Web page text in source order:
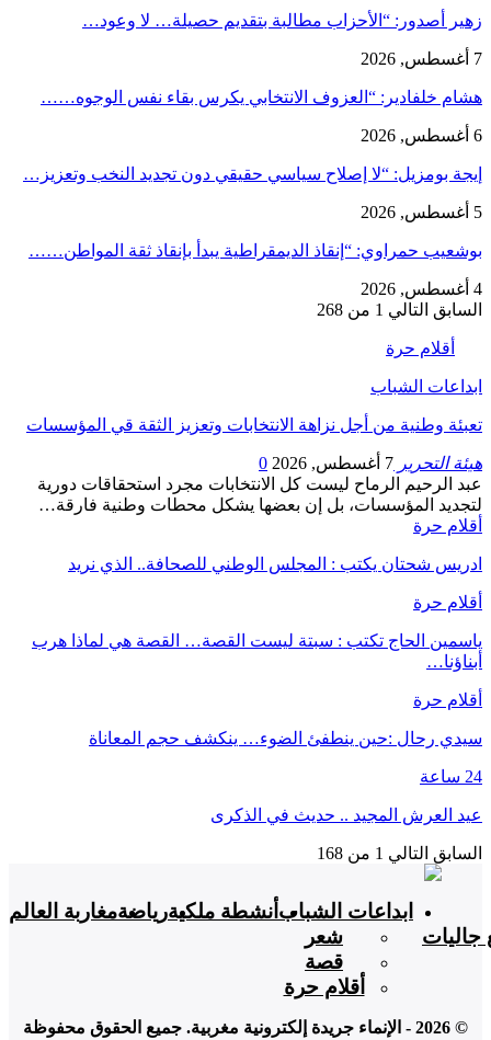
زهير أصدور: “الأحزاب مطالبة بتقديم حصيلة… لا وعود…
7 أغسطس, 2026
هشام خلفادير: “العزوف الانتخابي يكرس بقاء نفس الوجوه……
6 أغسطس, 2026
إيجة بومزيل: “لا إصلاح سياسي حقيقي دون تجديد النخب وتعزيز…
5 أغسطس, 2026
بوشعيب حمراوي: “إنقاذ الديمقراطية يبدأ بإنقاذ ثقة المواطن……
4 أغسطس, 2026
السابق التالي 1 من 268
أقلام حرة
ابداعات الشباب
تعبئة وطنية من أجل نزاهة الانتخابات وتعزيز الثقة قي المؤسسات
هيئة التحرير 7 أغسطس, 2026
0
عبد الرحيم الرماح ليست كل الانتخابات مجرد استحقاقات دورية
لتجديد المؤسسات، بل إن بعضها يشكل محطات وطنية فارقة…
أقلام حرة
ادريس شحتان يكتب : المجلس الوطني للصحافة.. الذي نريد
أقلام حرة
ياسمين الحاج تكتب : سبتة ليست القصة… القصة هي لماذا هرب
أبناؤنا…
أقلام حرة
سيدي رحال :حين ينطفئ الضوء… ينكشف حجم المعاناة
24 ساعة
عيد العرش المجيد .. حديث في الذكرى
السابق التالي 1 من 168
جاليات
ابداعات الشباب
شعر
قصة
أقلام حرة
أنشطة ملكيةرياضةمغاربة العالم
© 2026 - الإنماء جريدة إلكترونية مغربية. جميع الحقوق محفوظة